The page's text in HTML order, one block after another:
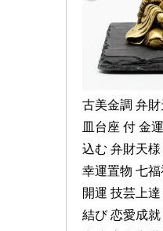
古美金調 弁
皿台座 付 金
込む 弁財天
幸運置物 七
開運 技芸上
結び 恋愛成